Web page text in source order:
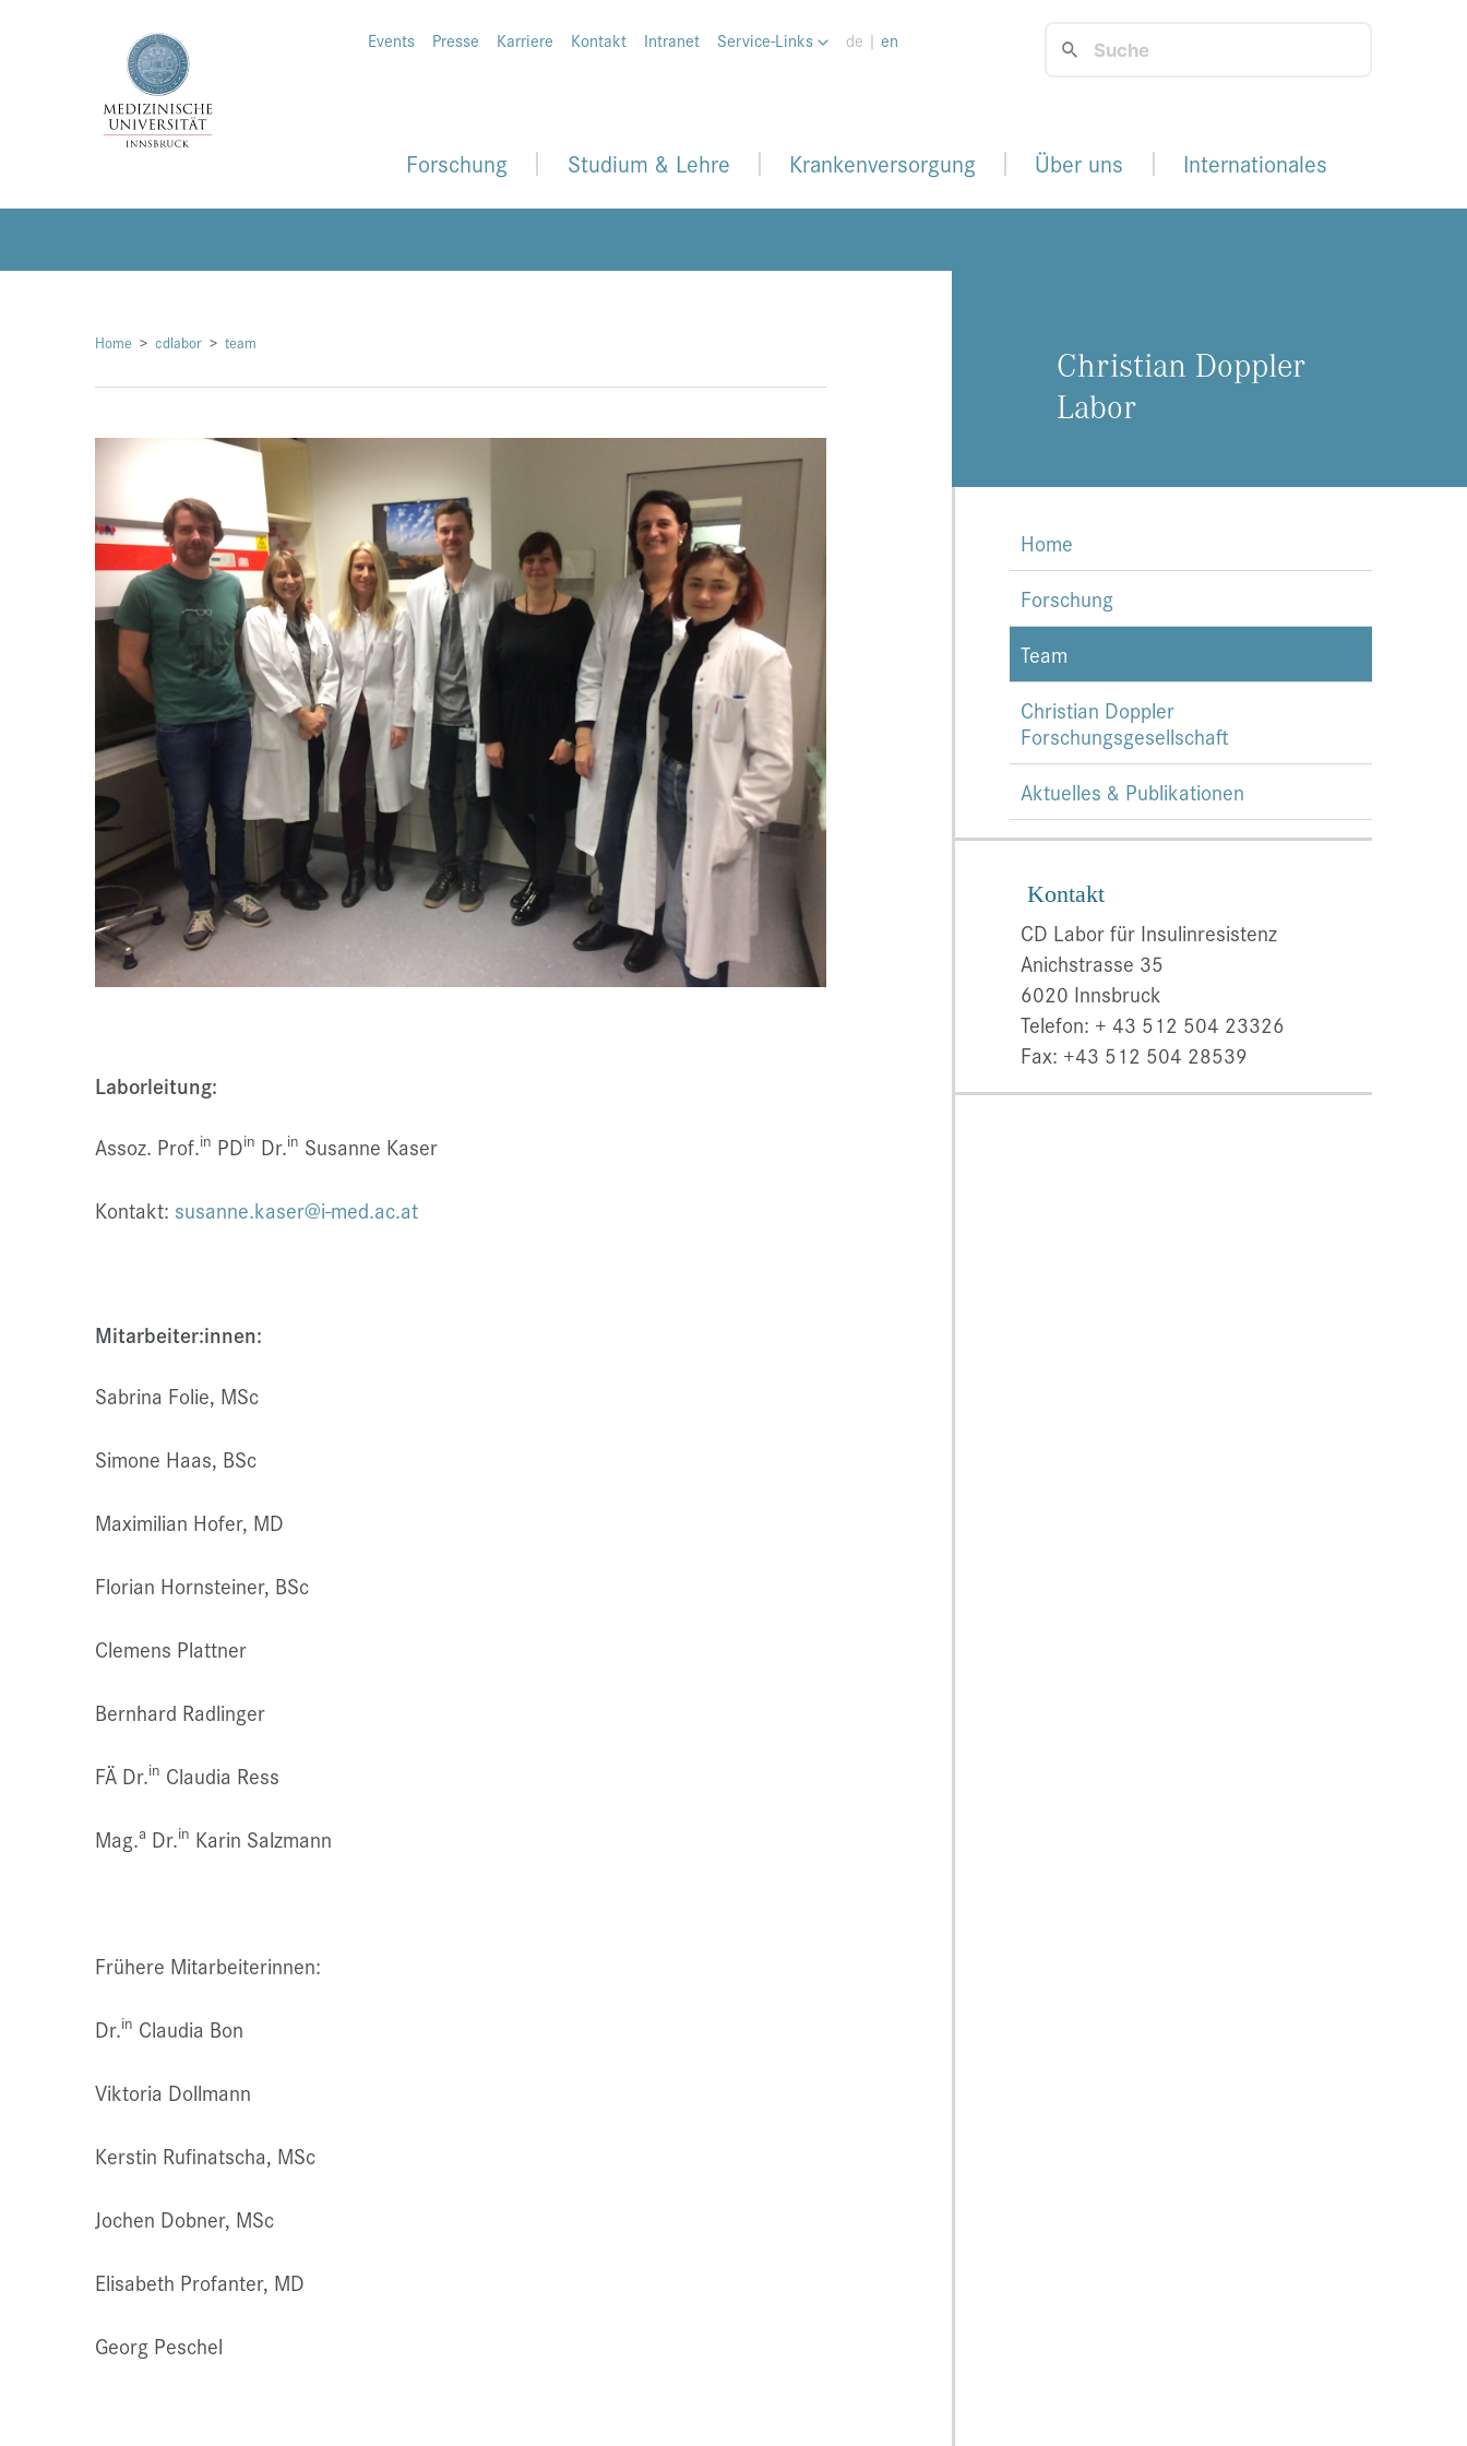
Events Presse Karriere Kontakt Intranet Service-Links de | en
Forschung Studium & Lehre Krankenversorgung Über uns Internationales
Home cdlabor team
Laborleitung:
Assoz. Prof.in PDin Dr.in Susanne Kaser
Kontakt: susanne.kaser@i-med.ac.at
Mitarbeiter:innen:
Sabrina Folie, MSc
Simone Haas, BSc
Maximilian Hofer, MD
Florian Hornsteiner, BSc
Clemens Plattner
Bernhard Radlinger
FÄ Dr.in Claudia Ress
Mag.a Dr.in Karin Salzmann
Frühere Mitarbeiterinnen:
Dr.in Claudia Bon
Viktoria Dollmann
Kerstin Rufinatscha, MSc
Jochen Dobner, MSc
Elisabeth Profanter, MD
Georg Peschel
Chris­ti­an Dopp­ler
Labor
Home
Forschung
Team
Christian Doppler
Forschungsgesellschaft
Aktuelles & Publikationen
Kontakt
CD Labor für Insulinresistenz
Anichstrasse 35
6020 Innsbruck
Telefon: + 43 512 504 23326
Fax: +43 512 504 28539